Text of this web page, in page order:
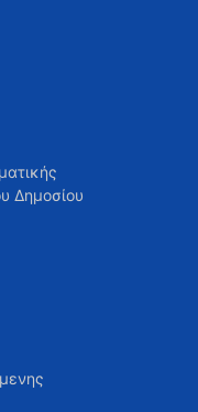
Δημοσίου